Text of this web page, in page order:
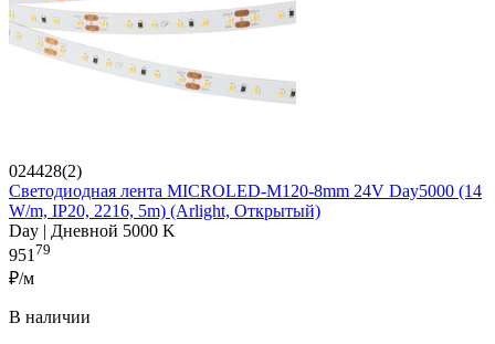
024428(2)
Светодиодная лента MICROLED-M120-8mm 24V Day5000 (14
W/m, IP20, 2216, 5m) (Arlight, Открытый)
Day | Дневной 5000 K
951 79
₽/м
В наличии